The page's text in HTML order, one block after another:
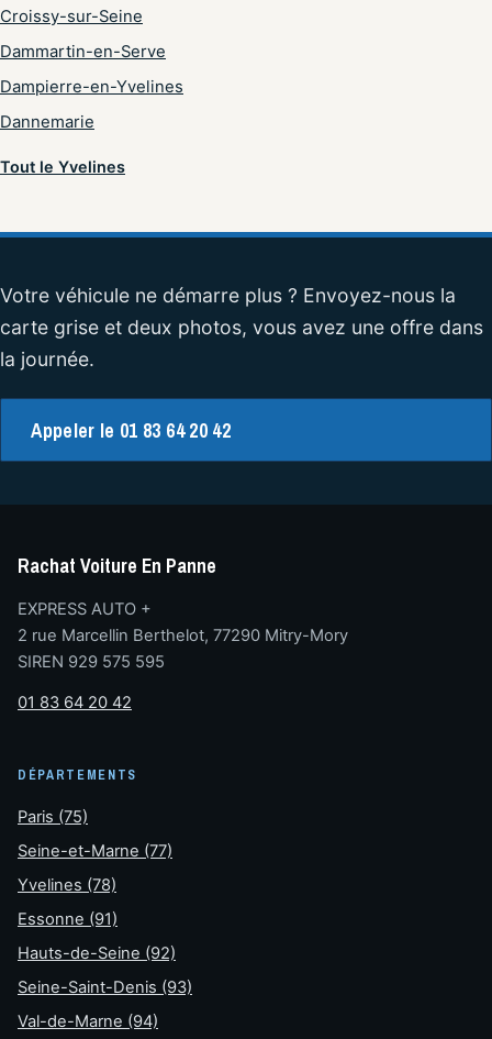
Croissy-sur-Seine
Dammartin-en-Serve
Dampierre-en-Yvelines
Dannemarie
Tout le Yvelines
Votre véhicule ne démarre plus ? Envoyez-nous la
carte grise et deux photos, vous avez une offre dans
la journée.
Appeler le 01 83 64 20 42
Rachat Voiture En Panne
EXPRESS AUTO +
2 rue Marcellin Berthelot, 77290 Mitry-Mory
SIREN 929 575 595
01 83 64 20 42
DÉPARTEMENTS
Paris (75)
Seine-et-Marne (77)
Yvelines (78)
Essonne (91)
Hauts-de-Seine (92)
Seine-Saint-Denis (93)
Val-de-Marne (94)